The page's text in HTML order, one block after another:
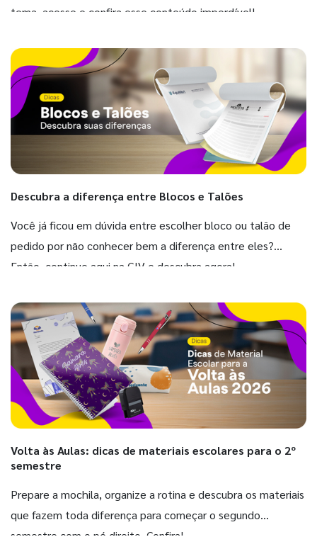
tema, acesse e confira esse conteúdo imperdível!
Descubra a diferença entre Blocos e Talões
Você já ficou em dúvida entre escolher bloco ou talão de
pedido por não conhecer bem a diferença entre eles?
Então, continue aqui na GIV e descubra agora!
Volta às Aulas: dicas de materiais escolares para o 2º
semestre
Prepare a mochila, organize a rotina e descubra os materiais
que fazem toda diferença para começar o segundo
semestre com o pé direito. Confira!